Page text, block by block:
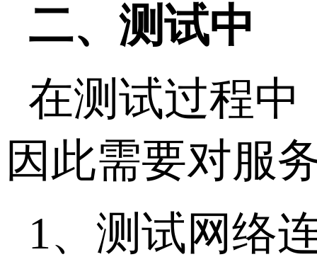
二、测试中
在测试过程中
因此需要对服
1、测试网络